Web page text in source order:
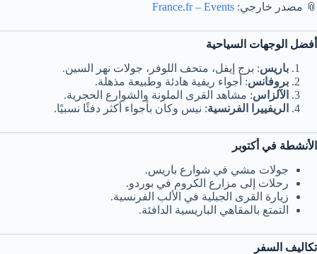
📎 مصدر خارجي: France.fr – Events
أفضل الوجهات السياحية
باريس: برج إيفل، متحف اللوفر، جولات نهر السين.
بروفانس: أجواء ريفية هادئة وطبيعة مذهلة.
الآلزاس: مشاهد القرى الملونة والشوارع الحجرية.
الريفييرا الفرنسية: نيس وكان بأجواء أكثر دفئًا نسبيًا.
الأنشطة في أكتوبر
جولات مشي في شوارع باريس.
رحلات إلى مزارع الكروم في بوردو.
زيارة القرى الجبلية في الألب الفرنسية.
التمتع بالمقاهي الباريسية الدافئة.
تكاليف السفر